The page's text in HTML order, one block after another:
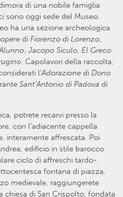
di una nobile famiglia
sono oggi sede del Museo
ha una sezione archeologica
di Fiorenzo di Lorenzo,
, Jacopo Siculo, El Greco
. Capolavori della raccolta,
l’Adorazione di Dono
Sant’Antonio di Padova di
potrete recarvi presso la
con l’adiacente cappella
interamente affrescata. Poi
edificio in stile barocco
ciclo di affreschi tardo-
fontana di piazza,
medievale, raggiungerete
chiesa di San Crispolto, fondata